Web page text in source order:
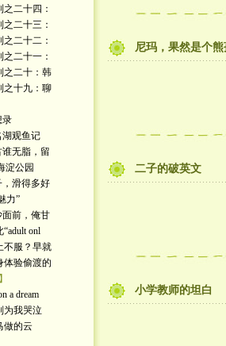
二十四：
二十三：
二十二：
二十一：
之二十：韩
之十九：聊
录
湖观鱼记
谁无脂，留
淀公园
，滑得多好
力”
面前，俺甘
onl
不服？早就
体验偷渡的
a dream
为我哭泣
做的云
尼玛，果然是个
二子的破英文
小学教师的坦白